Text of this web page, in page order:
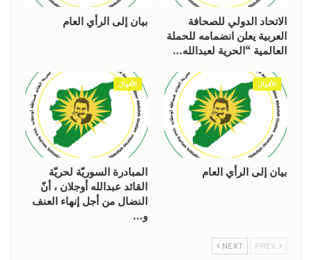
الاتحاد الدولي للصحافة
العربية يعلن انضمامه للحملة
العالمية “الحرية لعبدالله…
بيان إلى الرأي العام
الأقوال
بيان إلى الرأي العام
الأقوال
المبادرة السوريّة لحريّة
القائد عبدالله أوجلان ، أنّ
النضال من أجل إنهاء العنف
و…
NEXT